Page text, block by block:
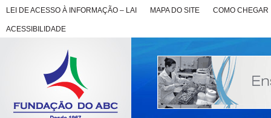
LEI DE ACESSO À INFORMAÇÃO – LAI MAPA DO SITE COMO CHEGAR
ACESSIBILIDADE